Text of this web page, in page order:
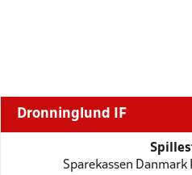
Dronninglund IF
Sparekassen